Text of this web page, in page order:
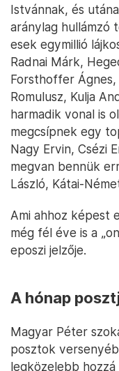
Istvánnak, és
aránylag hullámzó
esek egymillió
Radnai Márk,
Forsthoffer Ágnes,
Romulusz, Kulja
harmadik vonal is
megcsípnek egy
Nagy Ervin, Csézi
megvan bennük
László, Kátai-
Ami ahhoz képest
még fél éve is a
eposzi jelzője.
A hónap
Magyar Péter
posztok
legközelebb